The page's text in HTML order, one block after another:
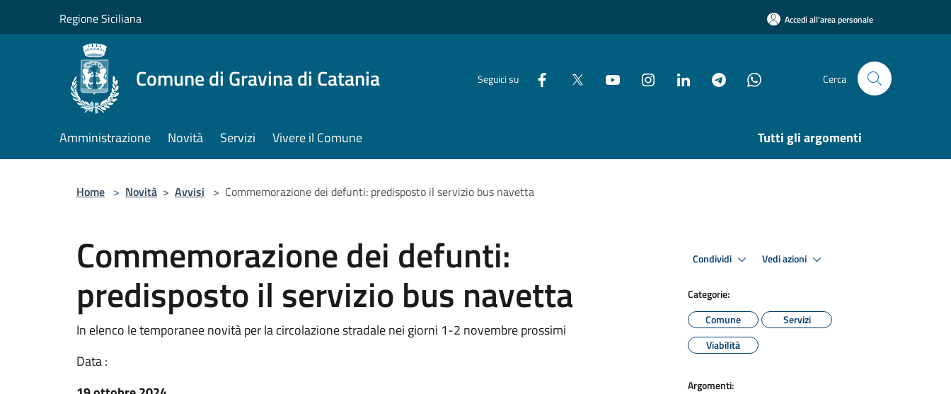
Regione Siciliana Accedi all'area personale
Comune di Gravina di Catania Seguici su Cerca
Amministrazione Novità Servizi Vivere il Comune Tutti gli argomenti
Home > Novità > Avvisi > Commemorazione dei defunti: predisposto il servizio bus navetta
Commemorazione dei defunti:
predisposto il servizio bus navetta
In elenco le temporanee novità per la circolazione stradale nei giorni 1-2 novembre prossimi
Data :
Condividi Vedi azioni
Categorie:
Comune
Servizi
Viabilità
Argomenti: